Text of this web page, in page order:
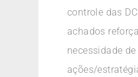
controle das
achados
necessidade
ações/